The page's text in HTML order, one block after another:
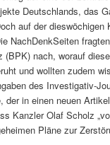
Deutschlands, das
auf der dieswöchigen
NachDenkSeiten
(BPK) nach, worauf
und wollten zudem
des Investigativ-
der in einen neuen
Kanzler Olaf Scholz
Pläne zur